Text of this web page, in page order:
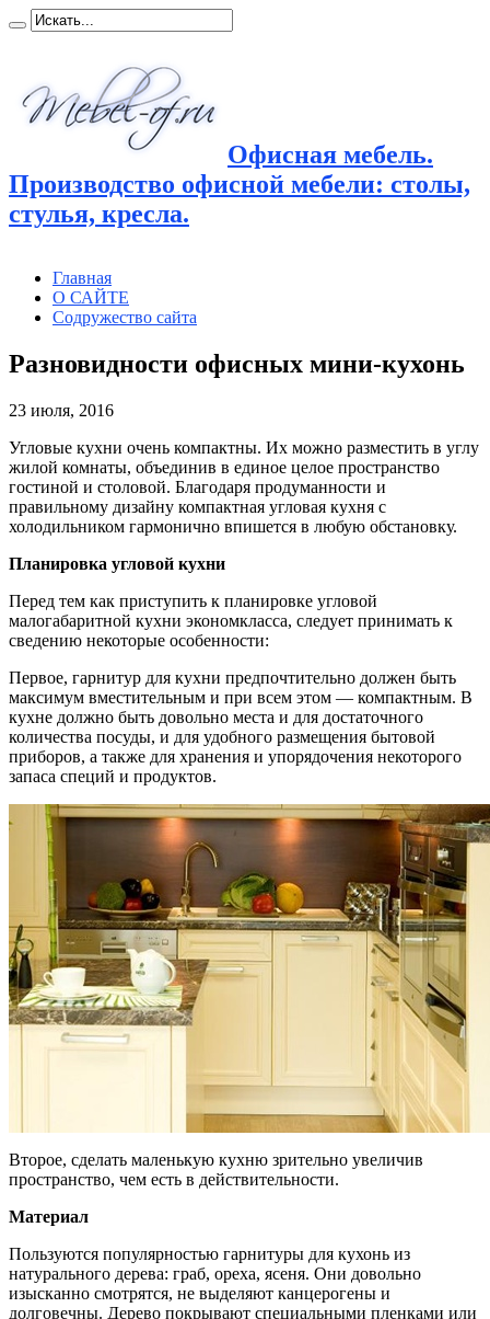
Офисная мебель.
Производство офисной мебели: столы,
стулья, кресла.
Главная
О САЙТЕ
Содружество сайта
Разновидности офисных мини-кухонь
23 июля, 2016
Угловые кухни очень компактны. Их можно разместить в углу
жилой комнаты, объединив в единое целое пространство
гостиной и столовой. Благодаря продуманности и
правильному дизайну компактная угловая кухня с
холодильником гармонично впишется в любую обстановку.
Планировка угловой кухни
Перед тем как приступить к планировке угловой
малогабаритной кухни экономкласса, следует принимать к
сведению некоторые особенности:
Первое, гарнитур для кухни предпочтительно должен быть
максимум вместительным и при всем этом — компактным. В
кухне должно быть довольно места и для достаточного
количества посуды, и для удобного размещения бытовой
приборов, а также для хранения и упорядочения некоторого
запаса специй и продуктов.
Второе, сделать маленькую кухню зрительно увеличив
пространство, чем есть в действительности.
Материал
Пользуются популярностью гарнитуры для кухонь из
натурального дерева: граб, ореха, ясеня. Они довольно
изысканно смотрятся, не выделяют канцерогены и
долговечны. Дерево покрывают специальными пленками или